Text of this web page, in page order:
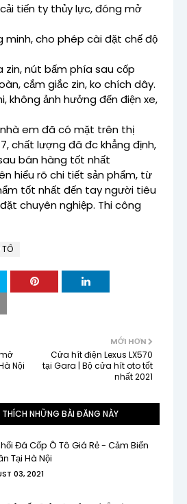
tiến ty thủy lực, đóng mở
minh, cho phép cài đặt chế độ
zin, nút bấm phía sau cốp
cắm giắc zin, ko chích dây.
không ảnh hưởng đến điện xe,
em đã có mặt trên thị
chất lượng đã đc khẳng định,
bán hàng tốt nhất
hiểu rõ chi tiết sản phẩm, từ
tốt nhất đến tay người tiêu
chuyên nghiệp. Thi công
MỚI HƠN
Cửa hít điện Lexus LX570
tại Gara | Bộ cửa hít oto tốt
nhất 2021
Nội
NHỮNG BÀI ĐĂNG NÀY
Đá Cốp Ô Tô Giá Rẻ - Cảm Biến
Tại Hà Nội
03, 2021